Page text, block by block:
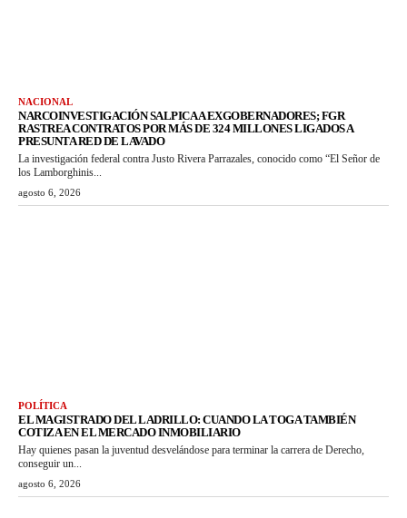
NACIONAL
NARCOINVESTIGACIÓN SALPICA A EXGOBERNADORES; FGR
RASTREA CONTRATOS POR MÁS DE 324 MILLONES LIGADOS A
PRESUNTA RED DE LAVADO
La investigación federal contra Justo Rivera Parrazales, conocido como “El Señor de
los Lamborghinis...
agosto 6, 2026
POLÍTICA
EL MAGISTRADO DEL LADRILLO: CUANDO LA TOGA TAMBIÉN
COTIZA EN EL MERCADO INMOBILIARIO
Hay quienes pasan la juventud desvelándose para terminar la carrera de Derecho,
conseguir un...
agosto 6, 2026